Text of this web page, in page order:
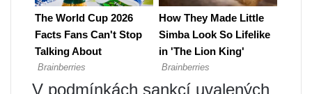
V podmínkách sankcí uvalených